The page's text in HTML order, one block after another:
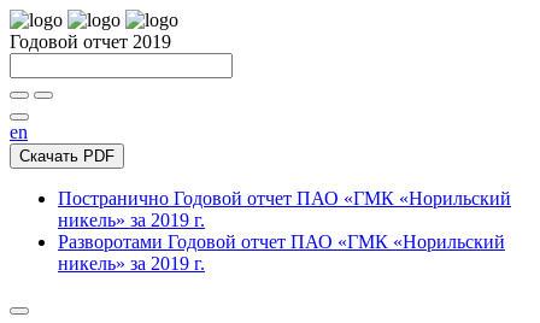
Годовой отчет 2019
en
Скачать PDF
Постранично Годовой отчет ПАО «ГМК «Норильский
никель» за 2019 г.
Разворотами Годовой отчет ПАО «ГМК «Норильский
никель» за 2019 г.